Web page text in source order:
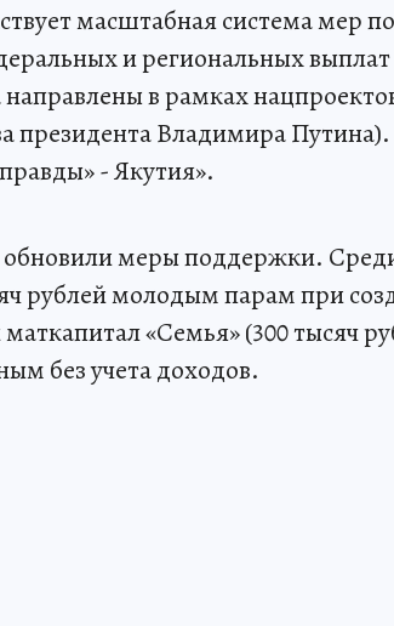
масштабная система мер
и региональных
в рамках
президента Владимира
- Якутия».
обновили меры поддержки.
рублей молодым парам при
«Семья» (300 тысяч
без учета доходов.